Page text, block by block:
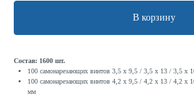
В корзину
Состав: 1600 шт.
100 самонарезающих винтов 3,5 x 9,5 / 3,5 x 13 / 3,5 x
100 самонарезающих винтов 4,2 x 9,5 / 4,2 x 13 / 4,2 x
мм